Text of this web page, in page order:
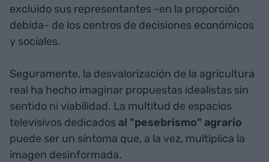
excluido sus representantes -en la proporción
debida- de los centros de decisiones económicos
y sociales.
Seguramente, la desvalorización de la agricultura
real ha hecho imaginar propuestas idealistas sin
sentido ni viabilidad. La multitud de espacios
televisivos dedicadosal "pesebrismo" agrario
puede ser un síntoma que, a la vez, multiplica la
imagen desinformada.